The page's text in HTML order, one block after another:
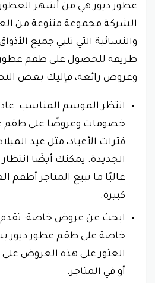
عطور ديور هي من أشهر العطور
الشركة مجموعة متنوعة من
والنسائية التي تلبي جميع
طريقة للحصول على طقم عطور
وعروض رائعة، فإليك بعض
انتظر الموسم المناسب:
خصومات وعروضًا على طقم
فترات الأعياد، مثل عيد
الجديدة. يمكنك أيضًا
غالبًا ما تبيع المتاجر
كبيرة.
ابحث عن عروض خاصة: تقدم
خاصة على طقم عطور ديور
العثور على هذه العروض على
أو في المتاجر.